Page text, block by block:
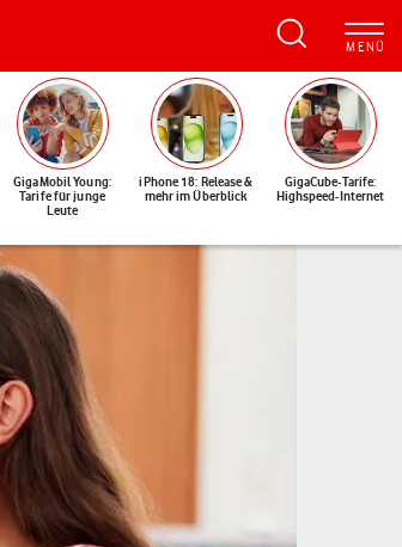
GigaMobil Young:
Tarife für junge
Leute
iPhone 18: Release &
mehr im Überblick
GigaCube-Tarife:
Highspeed-Internet